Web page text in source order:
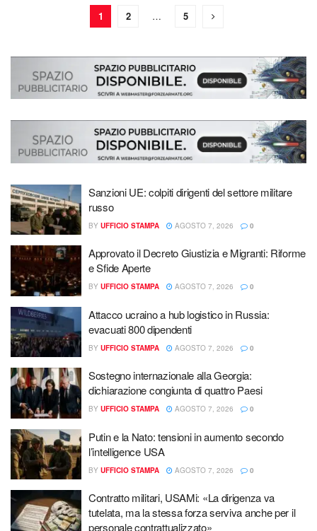
1 2 … 5
Sanzioni UE: colpiti dirigenti del settore militare
russo
BY UFFICIO STAMPA AGOSTO 7, 2026 0
Approvato il Decreto Giustizia e Migranti: Riforme
e Sfide Aperte
BY UFFICIO STAMPA AGOSTO 7, 2026 0
Attacco ucraino a hub logistico in Russia:
evacuati 800 dipendenti
BY UFFICIO STAMPA AGOSTO 7, 2026 0
Sostegno internazionale alla Georgia:
dichiarazione congiunta di quattro Paesi
BY UFFICIO STAMPA AGOSTO 7, 2026 0
Putin e la Nato: tensioni in aumento secondo
l’intelligence USA
BY UFFICIO STAMPA AGOSTO 7, 2026 0
Contratto militari, USAMi: «La dirigenza va
tutelata, ma la stessa forza serviva anche per il
personale contrattualizzato»